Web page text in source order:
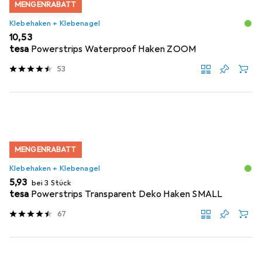
MENGENRABATT
Klebehaken + Klebenagel
EUR
10,53
tesa Powerstrips Waterproof Haken ZOOM
53
MENGENRABATT
Klebehaken + Klebenagel
EUR
5,93 bei 3 Stück
tesa Powerstrips Transparent Deko Haken SMALL
67